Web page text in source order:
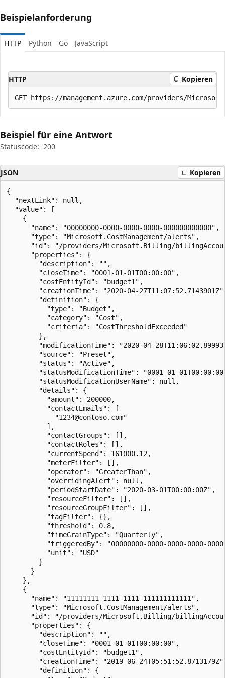
Beispielanforderung
HTTP Python Go JavaScript
HTTP Kopieren
Beispiel für eine Antwort
Statuscode: 200
JSON Kopieren
{
  "nextLink": null,
  "value": [
    {
      "name": "00000000-0000-0000-0000-000000000000",
      "type": "Microsoft.CostManagement/alerts",
"id": "/providers/Microsoft.Billing/
      "properties": {
        "description": "",
        "closeTime": "0001-01-01T00:00:00",
        "costEntityId": "budget1",
"creationTime": "2020-04-
        "definition": {
          "type": "Budget",
          "category": "Cost",
          "criteria": "CostThresholdExceeded"
        },
"modificationTime": "2020-04-
        "source": "Preset",
        "status": "Active",
"statusModificationTime": "0001-01-
        "statusModificationUserName": null,
        "details": {
          "amount": 200000,
          "contactEmails": [
            "1234@contoso.com"
          ],
          "contactGroups": [],
          "contactRoles": [],
          "currentSpend": 161000.12,
          "meterFilter": [],
          "operator": "GreaterThan",
          "overridingAlert": null,
          "periodStartDate": "2020-03-01T00:00:00Z",
          "resourceFilter": [],
          "resourceGroupFilter": [],
          "tagFilter": {},
          "threshold": 0.8,
          "timeGrainType": "Quarterly",
"triggeredBy": "00000000-0000-0000-0000-
          "unit": "USD"
        }
      }
    },
    {
      "name": "11111111-1111-1111-111111111111",
      "type": "Microsoft.CostManagement/alerts",
"id": "/providers/Microsoft.Billing/
      "properties": {
        "description": "",
        "closeTime": "0001-01-01T00:00:00",
        "costEntityId": "budget1",
"creationTime": "2019-06-
        "definition": {